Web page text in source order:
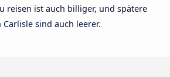
reisen ist auch billiger, und spätere
Carlisle sind auch leerer.